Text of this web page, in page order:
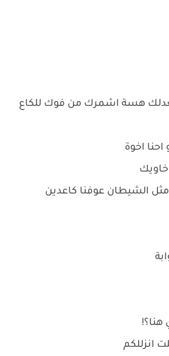
هسة اشمرك من فوك للكاع
اخوة
الشيطان عوفنا كاعدين
هنا؟!
انزللكم